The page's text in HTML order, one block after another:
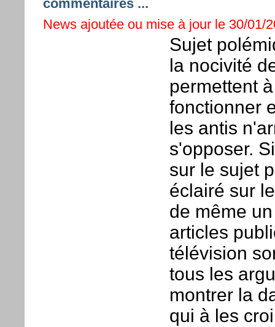
commentaires ...
News ajoutée ou mise à jour le 30/01/
Sujet
la nocivité
permettent
fonctionner
les antis
s'opposer.
sur le sujet
éclairé sur
de même
articles
télévision
tous les
montrer la
qui à les